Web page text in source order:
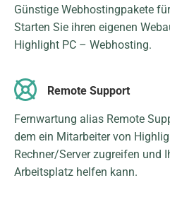
Günstige Webhostingpakete
Starten Sie ihren eigenen
Highlight PC – Webhosting.
Remote Support
Fernwartung alias Remote
dem ein Mitarbeiter von
Rechner/Server zugreifen und
Arbeitsplatz helfen kann.